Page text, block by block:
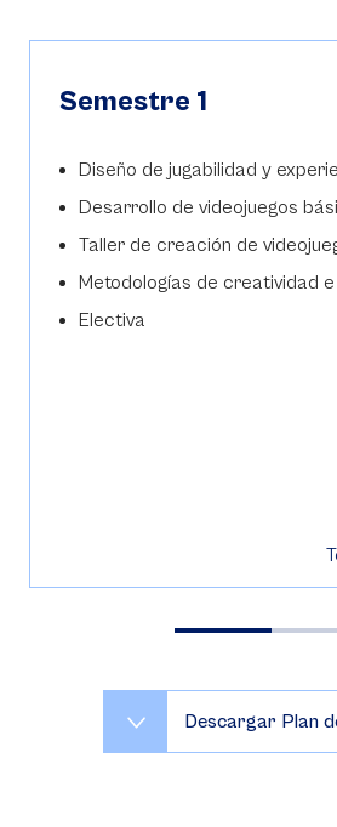
Semestre 1
Diseño de jugabilidad y
Desarrollo de videojuegos
Taller de creación de
Metodologías de creatividad e
Electiva
Descargar Plan